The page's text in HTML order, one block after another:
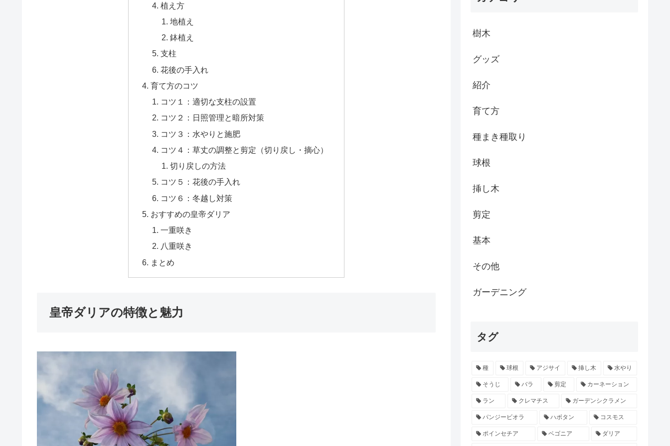
植え方
地植え
鉢植え
支柱
花後の手入れ
育て方のコツ
コツ１：適切な支柱の設置
コツ２：日照管理と暗所対策
コツ３：水やりと施肥
コツ４：草丈の調整と剪定（切り戻し・摘心）
切り戻しの方法
コツ５：花後の手入れ
コツ６：冬越し対策
おすすめの皇帝ダリア
一重咲き
八重咲き
まとめ
皇帝ダリアの特徴と魅力
樹木
グッズ
紹介
育て方
種まき種取り
球根
挿し木
剪定
基本
その他
ガーデニング
タグ
種 球根 アジサイ 挿し木 水やり
そうじ バラ 剪定 カーネーション
ラン クレマチス ガーデンシクラメン
パンジービオラ ハボタン コスモス
ポインセチア ベゴニア ダリア